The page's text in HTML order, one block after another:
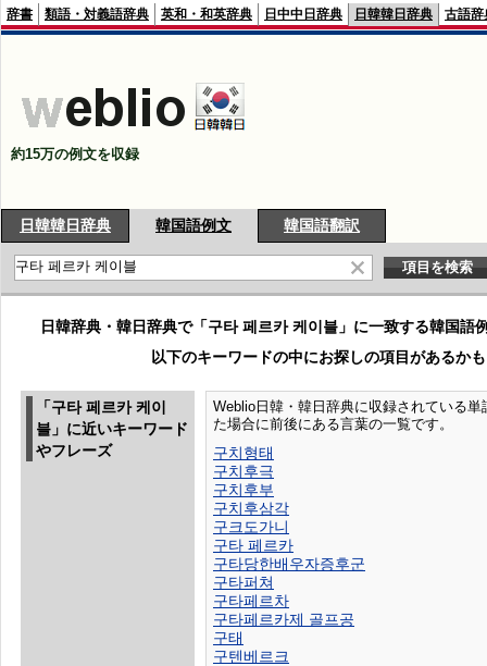
辞書 類語・対義語辞典 英和・和英辞典 日中中日辞典 日韓韓日辞典 古語辞
約15万の例文を収録
日韓韓日辞典 韓国語例文 韓国語翻訳
日韓辞典・韓日辞典で「구타 페르카 케이블」に一致する韓国語
以下のキーワードの中にお探しの項目があるか
「구타 페르카 케이
블」に近いキーワード
やフレーズ
Weblio日韓・韓日辞典に収録されている
た場合に前後にある言葉の一覧です。
구치형태
구치후극
구치후부
구치후삼각
구크도가니
구타 페르카
구타당한배우자증후군
구타퍼쳐
구타페르차
구타페르카제 골프공
구태
구텐베르크